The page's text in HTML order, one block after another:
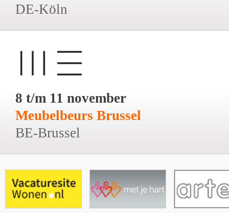
DE-Köln
8 t/m 11 november
Meubelbeurs Brussel
BE-Brussel